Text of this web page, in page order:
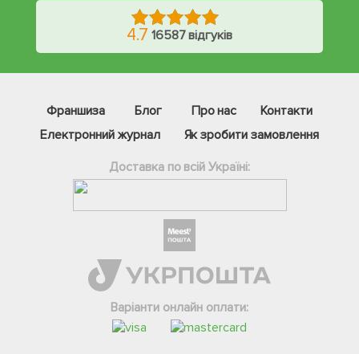
4.7 16587 відгуків
Франшиза Блог Про нас
Контакти
Електронний журнал
Як зробити замовлення
Доставка по всій Україні:
Варіанти онлайн оплати:
Інстаграм
Онлайн чат